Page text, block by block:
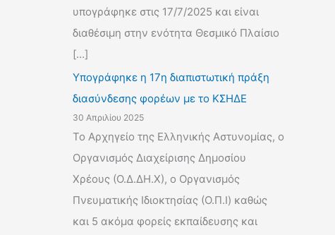
υπογράφηκε στις 17/7/2025 και είναι
διαθέσιμη στην ενότητα Θεσμικό Πλαίσιο
[…]
Υπογράφηκε η 17η διαπιστωτική πράξη
διασύνδεσης φορέων με το ΚΣΗΔΕ
30 Απριλίου 2025
Το Αρχηγείο της Ελληνικής Αστυνομίας, ο
Οργανισμός Διαχείρισης Δημοσίου
Χρέους (Ο.Δ.ΔΗ.Χ), ο Οργανισμός
Πνευματικής Ιδιοκτησίας (Ο.Π.Ι) καθώς
και 5 ακόμα φορείς εκπαίδευσης και